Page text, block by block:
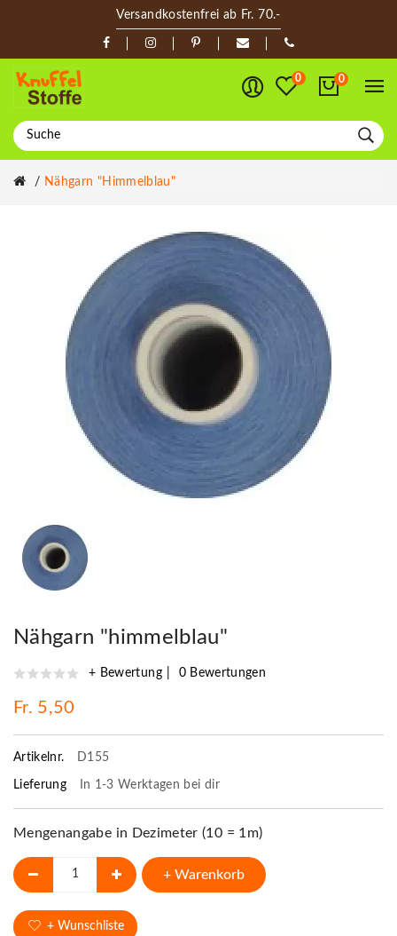
Versandkostenfrei ab Fr. 70.-
0 0
Nähgarn "himmelblau"
Nähgarn "himmelblau"
+ Bewertung 0 Bewertungen
Fr. 5,50
Artikelnr. D155
Lieferung In 1-3 Werktagen bei dir
Mengenangabe in Dezimeter (10 = 1m)
+ Warenkorb
+ Wunschliste